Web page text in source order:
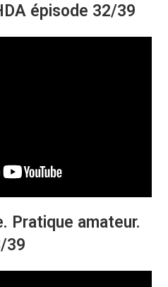
épisode 32/39
Pratique amateur.
39